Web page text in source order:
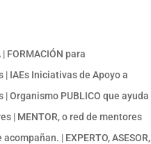
| FORMACIÓN para
| IAEs Iniciativas de Apoyo a
| Organismo PUBLICO que ayuda
| MENTOR, o red de mentores
| EXPERTO, ASESOR,